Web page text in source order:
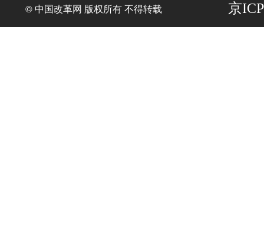
© 中国改革网 版权所有 不得转载 京